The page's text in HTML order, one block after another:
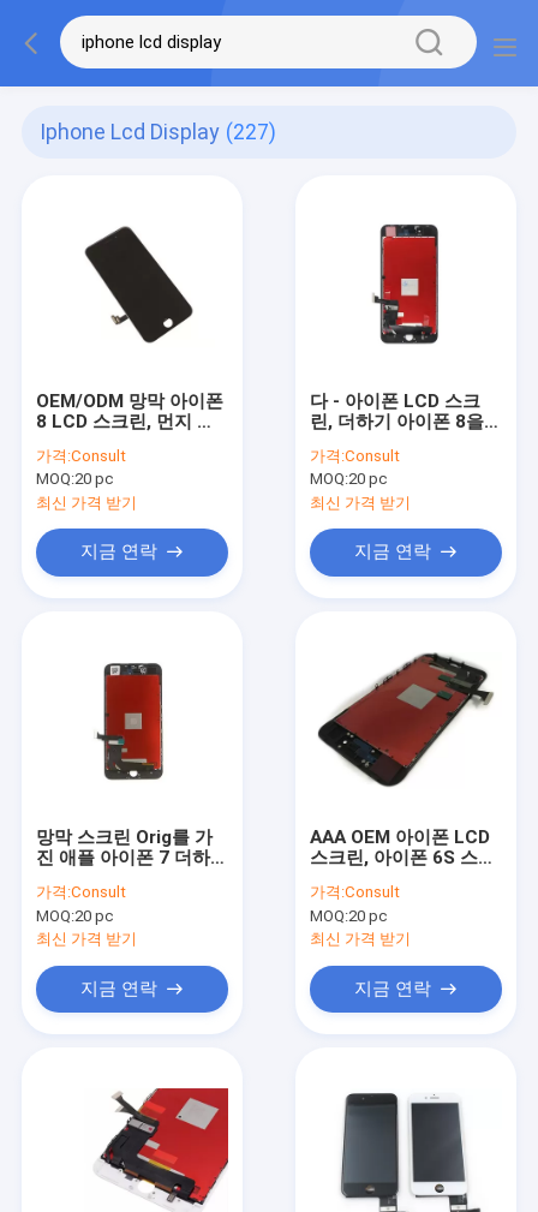
Iphone Lcd Display (227)
OEM/ODM 망막 아이폰
8 LCD 스크린, 먼지 그
디스플레이
가격:Consult
MOQ:20 pc
최신 가격 받기
지금 연락
다 - 아이폰 LCD 스크
린, 더하기 아이폰 8을
디스플레이를 만지십시
오
가격:Consult
MOQ:20 pc
최신 가격 받기
지금 연락
망막 스크린 Orig를 가
진 애플 아이폰 7 더하기
디스플레이.
가격:Consult
MOQ:20 pc
최신 가격 받기
지금 연락
AAA OEM 아이폰 LCD
스크린, 아이폰 6S 스크
비를 등급을 매기십시오
가격:Consult
MOQ:20 pc
최신 가격 받기
지금 연락